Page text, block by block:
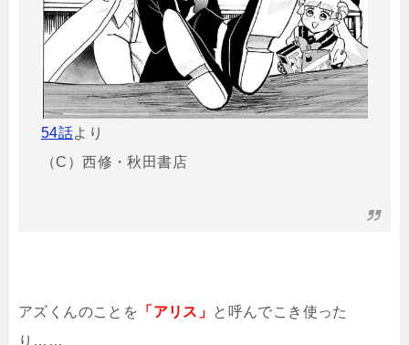
54話より
（C）西修・秋田書店
アズくんのことを 「アリス」 と呼んでこき使った
り……